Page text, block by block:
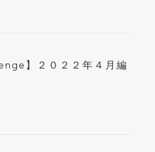
】２０２２年４月編